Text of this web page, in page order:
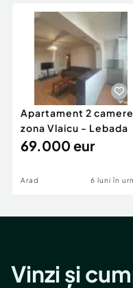
Servicii
Animale de companie
Afaceri și
Inchiriere Bunuri si
Utilaje agricole si
Piese auto si accesorii
Dacia Duster
Apartament 2 camere
zona Vlaicu - Lebada
69.000 eur
Arad 6 luni în
Vinzi și